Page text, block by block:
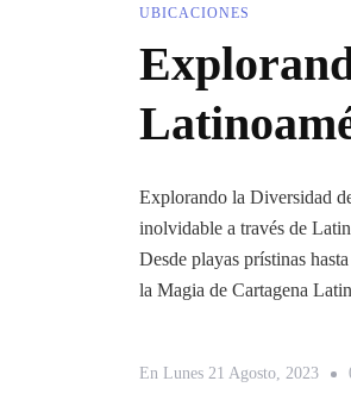
UBICACIONES
Explorando la Diversidad
inolvidable a través de
Desde playas prístinas
la Magia de Cartagena
En Lunes 21 Agosto, 2023